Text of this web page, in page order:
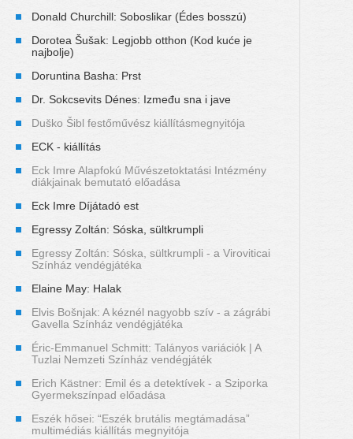
Donald Churchill: Soboslikar (Édes bosszú)
Dorotea Šušak: Legjobb otthon (Kod kuće je
najbolje)
Doruntina Basha: Prst
Dr. Sokcsevits Dénes: Između sna i jave
Duško Šibl festőművész kiállításmegnyitója
ECK - kiállítás
Eck Imre Alapfokú Művészetoktatási Intézmény
diákjainak bemutató előadása
Eck Imre Díjátadó est
Egressy Zoltán: Sóska, sültkrumpli
Egressy Zoltán: Sóska, sültkrumpli - a Viroviticai
Színház vendégjátéka
Elaine May: Halak
Elvis Bošnjak: A kéznél nagyobb szív - a zágrábi
Gavella Színház vendégjátéka
Éric-Emmanuel Schmitt: Talányos variációk | A
Tuzlai Nemzeti Színház vendégjáték
Erich Kästner: Emil és a detektívek - a Sziporka
Gyermekszínpad előadása
Eszék hősei: “Eszék brutális megtámadása”
multimédiás kiállítás megnyitója